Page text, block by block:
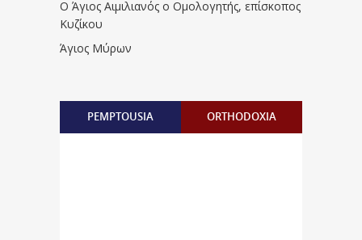
Ο Άγιος Αιμιλιανός ο Ομολογητής, επίσκοπος
Κυζίκου
Άγιος Μύρων
PEMPTOUSIA ORTHODOXIA